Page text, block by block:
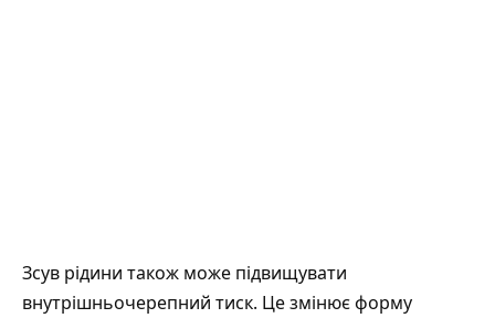
Зсув рідини також може підвищувати
внутрішньочерепний тиск. Це змінює форму